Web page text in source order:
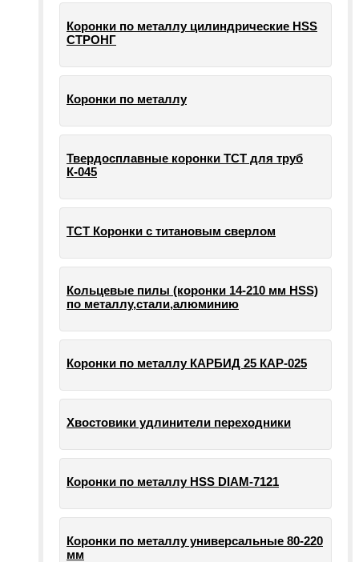
Коронки по металлу цилиндрические HSS
СТРОНГ
Коронки по металлу
Твердосплавные коронки ТСТ для труб
К-045
ТСТ Коронки с титановым сверлом
Кольцевые пилы (коронки 14-210 мм HSS)
по металлу,стали,алюминию
Коронки по металлу КАРБИД 25 КАР-025
Хвостовики удлинители переходники
Коронки по металлу HSS DIAM-7121
Коронки по металлу универсальные 80-220
мм